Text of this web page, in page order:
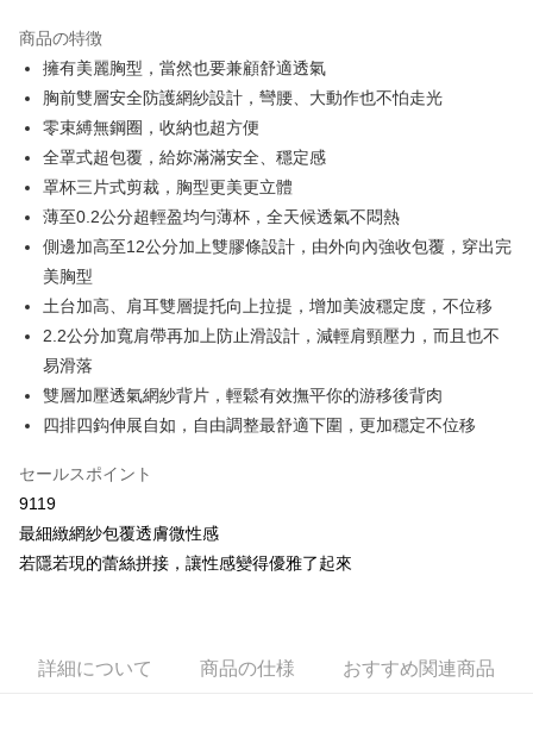
Apple Pay
JKOPAY
Easy Wallet
Plus Pay
OP Pay Later
説明
1. 本サービスは台湾大哥大によって提供され、台湾大哥大のユーザーは追
加の申請なしで即時に利用可能です。
2. 支払い方法で「OP Pay Later」を選択すると、注文が成立した後に自動
的に OP Pay Later の取引プロセスに移行し、携帯番号を確認後、分割払
いの回数や支払い期限を選択し、支払いを確認すると取引が完了します。
3. 実際の承認額、分割回数および費用については、後続の取引確認ページ
4. 注文成立後30分以内に確認取引を行わない場合や審査が通過しない場
合、注文は自動的にキャンセルされます。「転専審査」に未通過の状況が
発生した場合は、システムの評価基準に達していないことを意味し、評価
内容についての説明はいたしかねます。
2. SMSのリンクを通じて請求書を開いた後、「コンビニバーコード／台湾
大直営店舗／銀行振込／街口支払い／iPASS MONEY」などのチャネルで
AFTEE代金後払い
説明
一、 AFTEE代金後払いについて
1.お支払い方法でAFTEE代金後払いを選択すると、携帯電話認証ウィンド
ウが表示されます。
2.SMSで認証してお支払い手続を進めてください。
す。
4.ご注文が完了すると、携帯に支払い通知のSMSが届きます。アプリ会員
5.商品受け取り時のお支払いは不要です。商品を確かめてから、SMSまた
はアプリの通知に従って、4大コンビニ、またはATM/オンラインバンキン
まで延長できます。
Hami Point
代金引換
配送方法
付款後全家取貨
商品の特徴
擁有美麗胸型，當然也要兼顧舒適透氣
胸前雙層安全防護網紗設計，彎腰、大動作也不怕走光
零束縛無鋼圈，收納也超方便
全罩式超包覆，給妳滿滿安全、穩定感
罩杯三片式剪裁，胸型更美更立體
薄至0.2公分超輕盈均勻薄杯，全天候透氣不悶熱
側邊加高至12公分加上雙膠條設計，由外向內強收包覆，穿出完
美胸型
土台加高、肩耳雙層提托向上拉提，增加美波穩定度，不位移
2.2公分加寬肩帶再加上防止滑設計，減輕肩頸壓力，而且也不
易滑落
雙層加壓透氣網紗背片，輕鬆有效撫平你的游移後背肉
四排四鈎伸展自如，自由調整最舒適下圍，更加穩定不位移
セールスポイント
9119
最細緻網紗包覆透膚微性感
若隱若現的蕾絲拼接，讓性感變得優雅了起來
詳細について 商品の仕様 おすすめ関連商品